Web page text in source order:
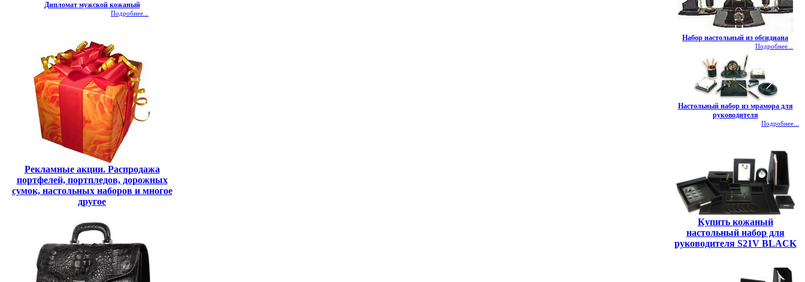
Дипломат мужской кожаный
Подробнее...
Рекламные акции. Распродажа
портфелей, портпледов, дорожных
сумок, настольных наборов и многое
другое
Набор настольный из обсидиана
Подробнее...
Настольный набор из мрамора для
руководителя
Подробнее...
Купить кожаный
настольный набор для
руководителя S21V BLACK